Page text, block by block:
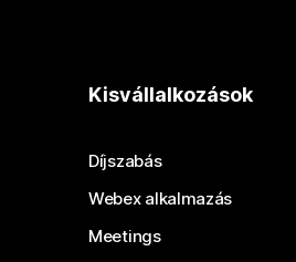
Kisvállalkozások
Díjszabás
Webex alkalmazás
Meetings